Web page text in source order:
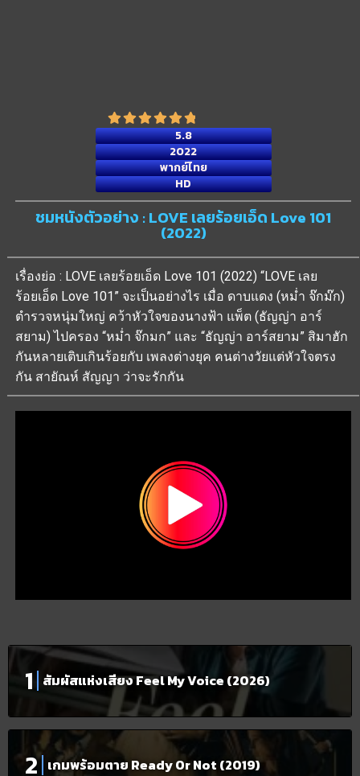
5.8
2022
พากย์ไทย
HD
ชมหนังตัวอย่าง : LOVE เลยร้อยเอ็ด Love 101
(2022)
เรื่องย่อ : LOVE เลยร้อยเอ็ด Love 101 (2022) “LOVE เลย
ร้อยเอ็ด Love 101” จะเป็นอย่างไร เมื่อ ดาบแดง (หม่ำ จ๊กม๊ก)
ตำรวจหนุ่มใหญ่ คว้าหัวใจของนางฟ้า แพ็ต (ธัญญ่า อาร์
สยาม) ไปครอง “หม่ำ จ๊กมก” และ “ธัญญ่า อาร์สยาม” สิมาฮัก
กันหลายเติบเกินร้อยกับ เพลงต่างยุค คนต่างวัยแต่หัวใจตรง
กัน สายัณห์ สัญญา ว่าจะรักกัน
สัมผัสแห่งเสียง Feel My Voice (2026)
เกมพร้อมตาย Ready Or Not (2019)